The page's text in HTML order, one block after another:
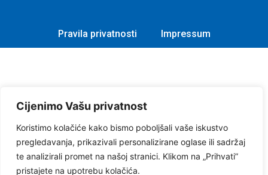
Cijenimo Vašu privatnost
Koristimo kolačiće kako bismo poboljšali vaše iskustvo
pregledavanja, prikazivali personalizirane oglase ili sadržaj
te analizirali promet na našoj stranici. Klikom na „Prihvati”
pristajete na upotrebu kolačića.
Pravila privatnosti Impressum